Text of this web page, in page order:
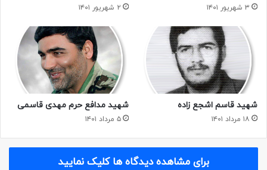
۳ شهریور ۱۴۰۱ ۲ شهریور ۱۴۰۱
شهید قاسم اشجع زاده
۱۸ مرداد ۱۴۰۱
شهید مدافع حرم مهدی قاسمی
۵ مرداد ۱۴۰۱
برای مشاهده دیدگاه ها کلیک نمایید